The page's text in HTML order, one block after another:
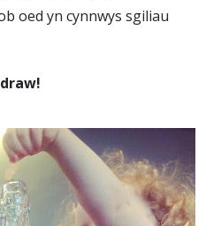
oed yn cynnwys sgiliau